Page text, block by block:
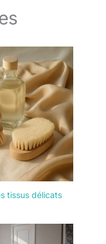
tissus délicats